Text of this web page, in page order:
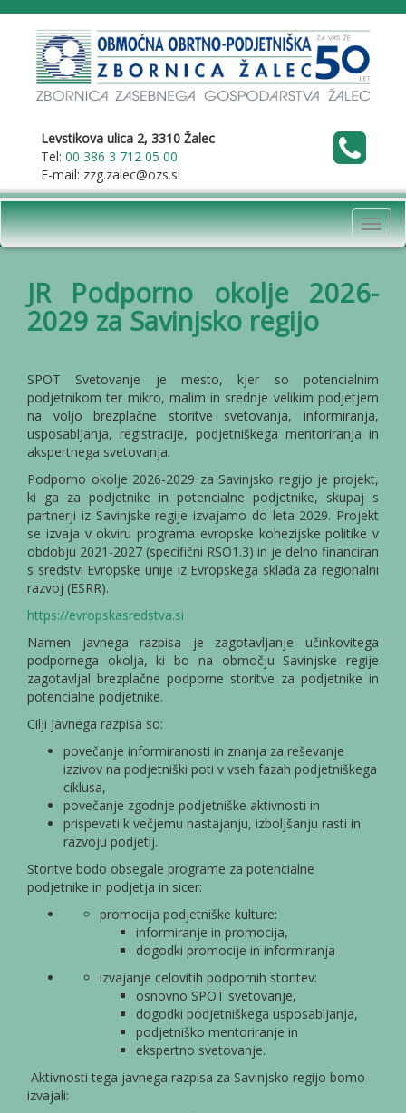
Levstikova ulica 2, 3310 Žalec
Tel: 00 386 3 712 05 00
E-mail: zzg.zalec@ozs.si
JR Podporno okolje 2026-
2029 za Savinjsko regijo
SPOT Svetovanje je mesto, kjer so potencialnim
podjetnikom ter mikro, malim in srednje velikim podjetjem
na voljo brezplačne storitve svetovanja, informiranja,
usposabljanja, registracije, podjetniškega mentoriranja in
akspertnega svetovanja.
Podporno okolje 2026-2029 za Savinjsko regijo je projekt,
ki ga za podjetnike in potencialne podjetnike, skupaj s
partnerji iz Savinjske regije izvajamo do leta 2029. Projekt
se izvaja v okviru programa evropske kohezijske politike v
obdobju 2021-2027 (specifični RSO1.3) in je delno financiran
s sredstvi Evropske unije iz Evropskega sklada za regionalni
razvoj (ESRR).
https://evropskasredstva.si
Namen javnega razpisa je zagotavljanje učinkovitega
podpornega okolja, ki bo na območju Savinjske regije
zagotavljal brezplačne podporne storitve za podjetnike in
potencialne podjetnike.
Cilji javnega razpisa so:
povečanje informiranosti in znanja za reševanje
izzivov na podjetniški poti v vseh fazah podjetniškega
ciklusa,
povečanje zgodnje podjetniške aktivnosti in
prispevati k večjemu nastajanju, izboljšanju rasti in
razvoju podjetij.
Storitve bodo obsegale programe za potencialne
podjetnike in podjetja in sicer:
promocija podjetniške kulture:
informiranje in promocija,
dogodki promocije in informiranja
izvajanje celovitih podpornih storitev:
osnovno SPOT svetovanje,
dogodki podjetniškega usposabljanja,
podjetniško mentoriranje in
ekspertno svetovanje.
Aktivnosti tega javnega razpisa za Savinjsko regijo bomo
izvajali: